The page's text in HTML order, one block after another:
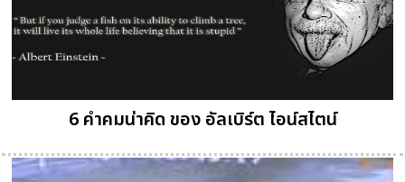
6 คำคมน่าคิด ของ อัลเบิร์ต ไอน์สไตน์